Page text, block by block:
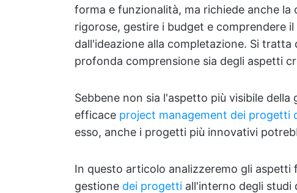
forma e funzionalità, ma richiede anche
rigorose, gestire i budget e comprendere il
dall'ideazione alla completazione. Si
profonda comprensione sia degli aspetti
Sebbene non sia l'aspetto più visibile
efficace project management dei progetti
esso, anche i progetti più innovativi
In questo articolo analizzeremo gli aspetti
gestione dei progetti all'interno degli studi